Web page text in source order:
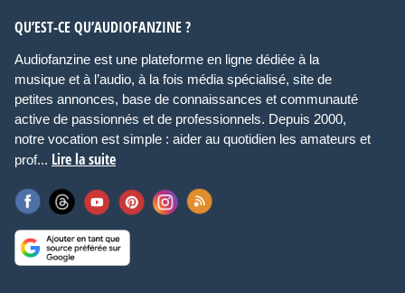
QU’EST-CE QU’AUDIOFANZINE ?
Audiofanzine est une plateforme en ligne dédiée à la
musique et à l’audio, à la fois média spécialisé, site de
petites annonces, base de connaissances et communauté
active de passionnés et de professionnels. Depuis 2000,
notre vocation est simple : aider au quotidien les amateurs et
prof... Lire la suite